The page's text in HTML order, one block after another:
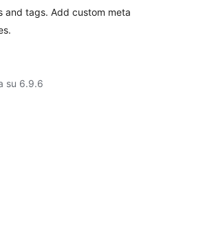
and tags. Add custom meta
su 6.9.6